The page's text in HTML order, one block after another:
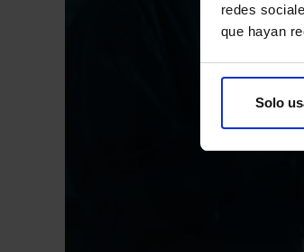
redes
que hayan
Solo